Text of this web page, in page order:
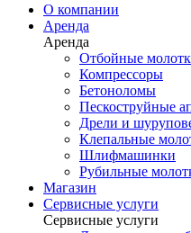
О компании
Аренда
Аренда
Отбойные
Компрессоры
Бетоноломы
Пескоструйные
Дрели и
Клепальные
Шлифмашинки
Рубильные
Магазин
Сервисные услуги
Сервисные услуги